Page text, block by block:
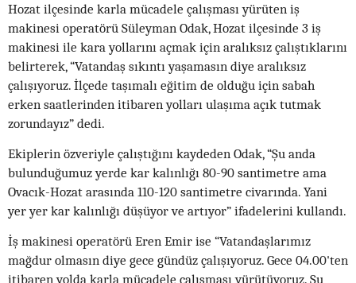
Hozat ilçesinde karla mücadele çalışması yürüten iş
makinesi operatörü Süleyman Odak, Hozat ilçesinde 3 iş
makinesi ile kara yollarını açmak için aralıksız çalıştıklarını
belirterek, “Vatandaş sıkıntı yaşamasın diye aralıksız
çalışıyoruz. İlçede taşımalı eğitim de olduğu için sabah
erken saatlerinden itibaren yolları ulaşıma açık tutmak
zorundayız” dedi.
Ekiplerin özveriyle çalıştığını kaydeden Odak, “Şu anda
bulunduğumuz yerde kar kalınlığı 80-90 santimetre ama
Ovacık-Hozat arasında 110-120 santimetre civarında. Yani
yer yer kar kalınlığı düşüyor ve artıyor” ifadelerini kullandı.
İş makinesi operatörü Eren Emir ise “Vatandaşlarımız
mağdur olmasın diye gece gündüz çalışıyoruz. Gece 04.00'ten
itibaren yolda karla mücadele çalışması yürütüyoruz. Şu